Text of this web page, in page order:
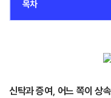
목차
신탁과 증여, 어느 쪽이 상